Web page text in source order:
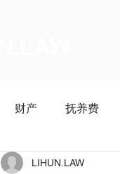
财产 抚养费
LIHUN.LAW